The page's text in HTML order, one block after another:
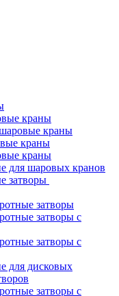
краны
краны
краны
краны
для шаровых кранов
затворы
затворы
затворы с
затворы с
для дисковых
затворы с